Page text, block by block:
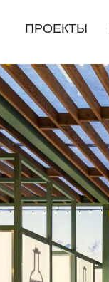
ПРОЕКТЫ